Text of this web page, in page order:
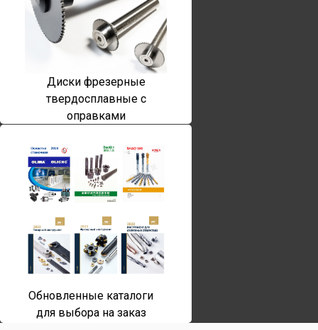
Диски фрезерные
твердосплавные с
оправками
Обновленные каталоги
для выбора на заказ